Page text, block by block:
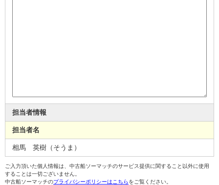
担当者情報
担当者名
相馬 英樹（そうま）
ご入力頂いた個人情報は、中古船ソーマッチのサービス提供に関すること以外に使用
することは一切ございません。
中古船ソーマッチのプライバシーポリシーはこちらをご覧ください。